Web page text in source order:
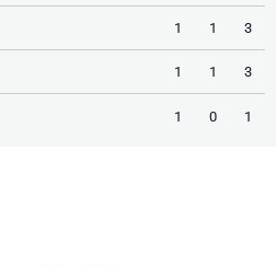
1 1 3
1 1 3
1 0 1